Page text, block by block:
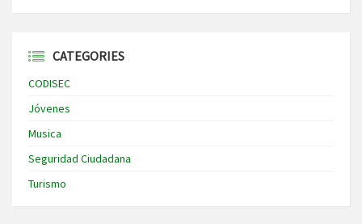
CATEGORIES
CODISEC
Jóvenes
Musica
Seguridad Ciudadana
Turismo